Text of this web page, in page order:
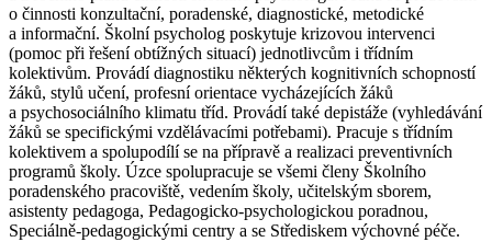
o činnosti konzultační, poradenské, diagnostické, metodické
a informační. Školní psycholog poskytuje krizovou intervenci
(pomoc při řešení obtížných situací) jednotlivcům i třídním
kolektivům. Provádí diagnostiku některých kognitivních schopností
žáků, stylů učení, profesní orientace vycházejících žáků
a psychosociálního klimatu tříd. Provádí také depistáže (vyhledávání
žáků se specifickými vzdělávacími potřebami). Pracuje s třídním
kolektivem a spolupodílí se na přípravě a realizaci preventivních
programů školy. Úzce spolupracuje se všemi členy Školního
poradenského pracoviště, vedením školy, učitelským sborem,
asistenty pedagoga, Pedagogicko-psychologickou poradnou,
Speciálně-pedagogickými centry a se Střediskem výchovné péče.